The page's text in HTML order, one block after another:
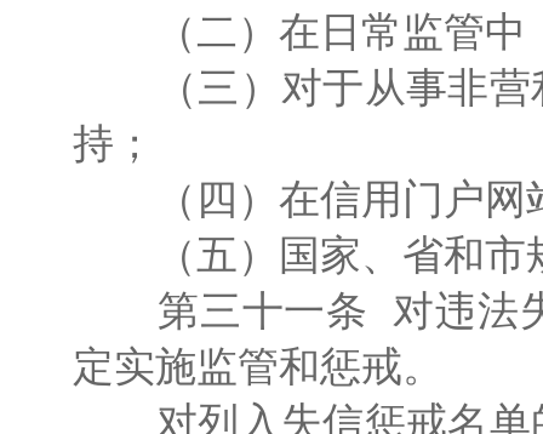
（二）在日常监管中
（三）对于从事非营
持；
（四）在信用门户网
（五）国家、省和市
第三十一条 对违法失
定实施监管和惩戒。
对列入失信惩戒名单